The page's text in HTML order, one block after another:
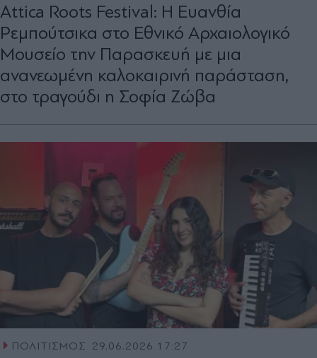
Attica Roots Festival: Η Ευανθία
Ρεμπούτσικα στο Εθνικό Αρχαιολογικό
Μουσείο την Παρασκευή με μια
ανανεωμένη καλοκαιρινή παράσταση,
στο τραγούδι η Σοφία Ζώβα
ΠΟΛΙΤΙΣΜΟΣ
29.06.2026 17:27